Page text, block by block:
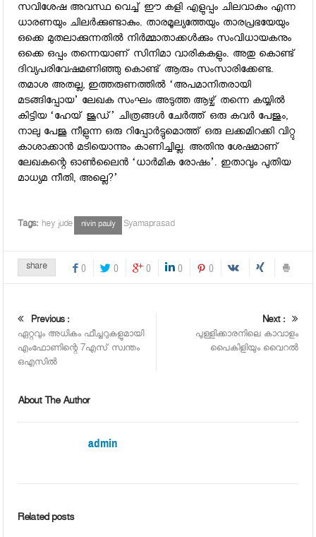
സവിശേഷ അവസ്ഥ വെച്ച് ഈ കളി എളുപ്പം ചിലവാകും എന്ന
ധാരണയും ചിലര്‍ക്കുണ്ടാകും. താരമൂല്യത്തേയും താരപ്രഭയേയും
ഒക്കെ മുതലാക്കുന്നതില്‍ നിര്‍മ്മാതാക്കള്‍ക്കും സംവിധായകനും
ഒക്കെ ഒപ്പം തന്നെയാണ് സിനിമാ വാരികകളും. അതു കൊണ്ട്
ദിവ്യപരിവേഷമണിഞ്ഞു കൊണ്ട് ആരും സംസാരിക്കേണ്ട.
തമാശ അതല്ല, ഇത്തരുണത്തില്‍ ‘അപമാനിതരായി
മടങ്ങിപ്പോയ’ ലേഖക സംഘം അടുത്ത ആഴ്ച് തന്നെ കയ്യില്‍
കിട്ടിയ ‘ഹേയ് ജൂഡ്’ ചിത്രങ്ങള്‍ ചേര്‍ത്ത് ഒരു കവര്‍ പേജും,
നാലു പേജു നീളുന്ന ഒരു റിപ്പോര്‍ട്ടുമൊത്ത് ഒരു ലക്കമിറക്കി വിറ്റു
കാശാക്കാന്‍ മടിയൊന്നും കാണിച്ചില്ല. അതിനു ശേഷമാണ്
ലേഖകന്റെ ഓണ്‍ലൈന്‍ ‘ധാര്‍മിക രോഷം’. ഇതാവും പുതിയ
മാധ്യമ നീതി, അല്ലെ?’
Tags: hey jude nivin pauly Syamaprasad
share 0 0 0 0 0
Previous :
ഏറ്റവും അധികം ഫീച്ചറുകളുമായി
എംഫോണിന്റെ 7എസ് സ്വന്തം
ഒഎസില്‍
Next :
പുള്ളിക്കാരനിലെ കാവാളം
പൈകിളിയും വൈറല്‍
About The Author
admin
Related posts